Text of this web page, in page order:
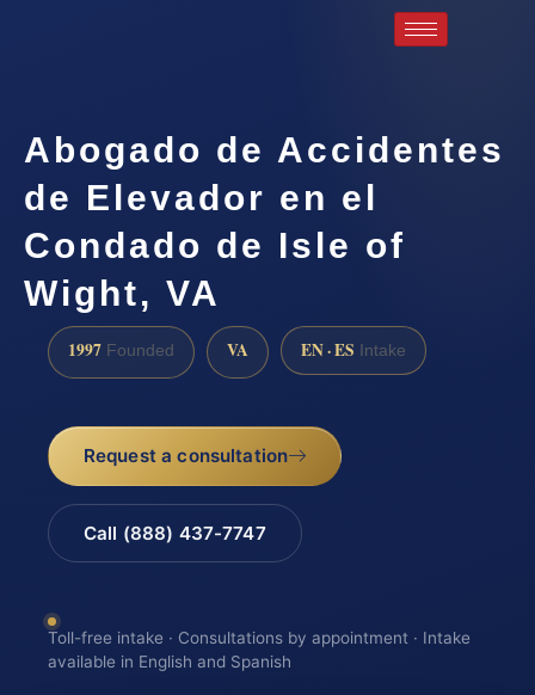
Abogado de Accidentes
de Elevador en el
Condado de Isle of
Wight, VA
1997 Founded VA EN · ES Intake
Request a consultation
Call (888) 437-7747
Toll-free intake · Consultations by appointment · Intake
available in English and Spanish